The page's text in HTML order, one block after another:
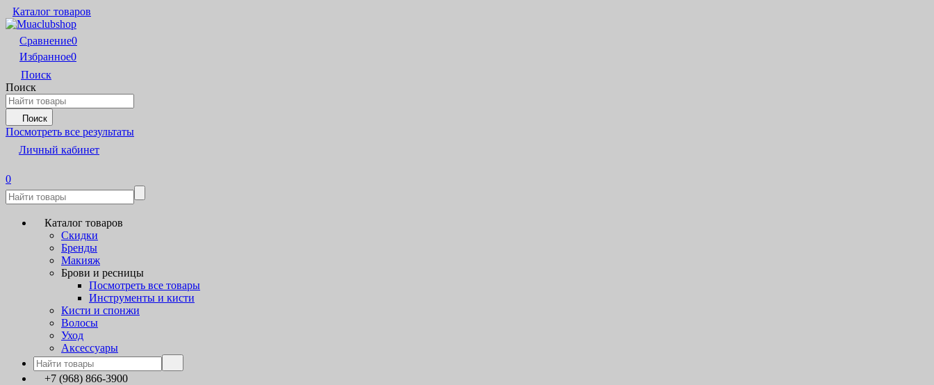
Каталог товаров
Сравнение0
Избранное0
Поиск
Поиск
Поиск
Посмотреть все результаты
Личный кабинет
0
Каталог товаров
Скидки
Бренды
Макияж
Брови и ресницы
Посмотреть все товары
Инструменты и кисти
Кисти и спонжи
Волосы
Уход
Аксессуары
+7 (968) 866-3900